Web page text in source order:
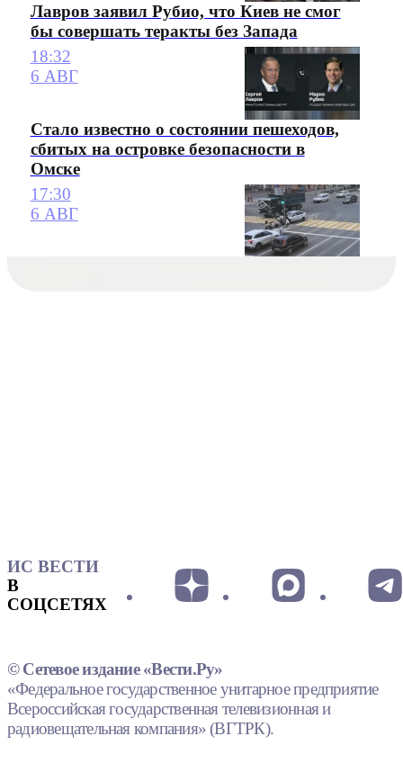
Лавров заявил Рубио, что Киев не смог
бы совершать теракты без Запада
18:32
6 АВГ
Стало известно о состоянии пешеходов,
сбитых на островке безопасности в
Омске
17:30
6 АВГ
ИС ВЕСТИ
В
СОЦСЕТЯХ
© Сетевое издание «Вести.Ру»
«Федеральное государственное унитарное предприятие
Всероссийская государственная телевизионная и
радиовещательная компания» (ВГТРК).